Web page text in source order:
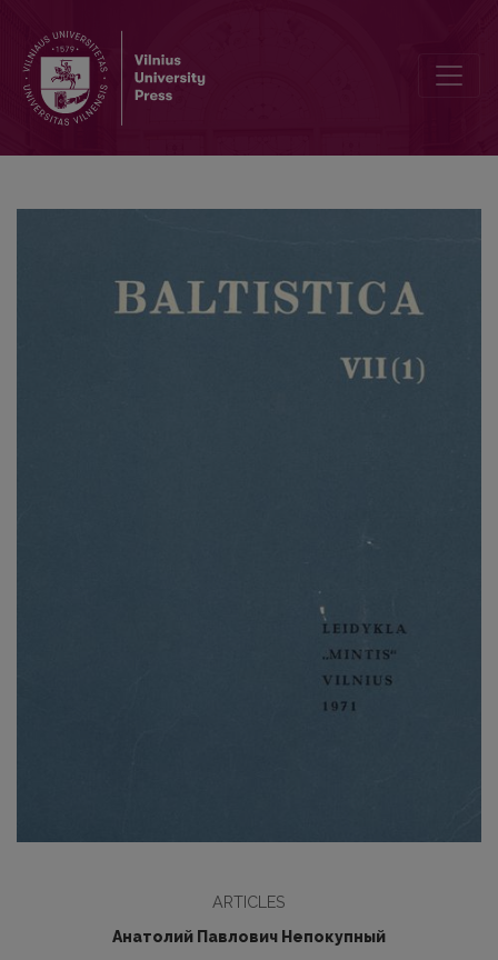
ARTICLES
Анатолий Павлович Непокупный